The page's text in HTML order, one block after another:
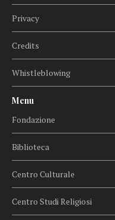
Privacy
Credits
Whistleblowing
Menu
Fondazione
Biblioteca
Centro Culturale
Centro Studi Religiosi